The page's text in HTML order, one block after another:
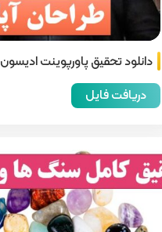
دانلود تحقیق پاورپوینت ادیسون
دریافت فایل